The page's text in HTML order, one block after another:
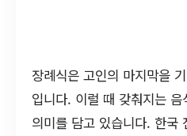
장례식은 고인의 마지막을
입니다. 이럴 때 갖춰지는
의미를 담고 있습니다. 한국